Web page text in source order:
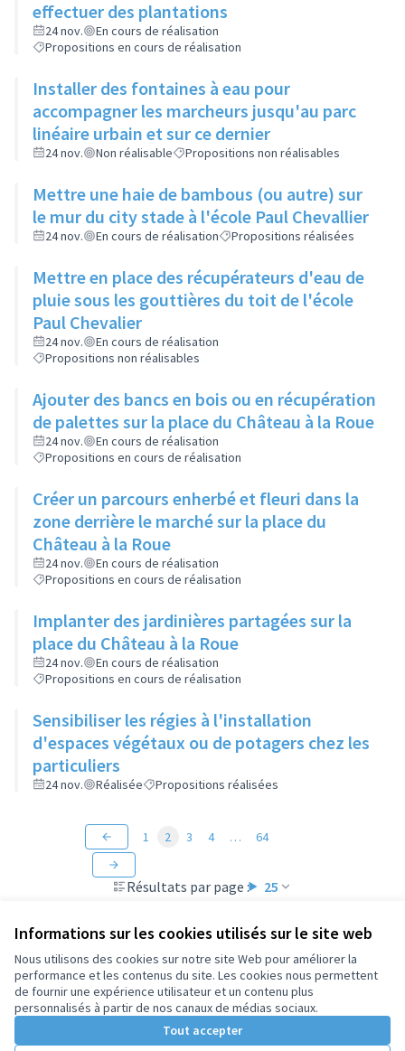
Informations sur les cookies utilisés sur le site web
Nous utilisons des cookies sur notre site Web pour améliorer la
performance et les contenus du site. Les cookies nous permettent
de fournir une expérience utilisateur et un contenu plus
personnalisés à partir de nos canaux de médias sociaux.
Tout accepter
effectuer des plantations
24 nov.
En cours de réalisation
Propositions en cours de réalisation
Installer des fontaines à eau pour
accompagner les marcheurs jusqu'au parc
linéaire urbain et sur ce dernier
24 nov. Non réalisable Propositions non réalisables
Mettre une haie de bambous (ou autre) sur
le mur du city stade à l'école Paul Chevallier
24 nov. En cours de réalisation Propositions réalisées
Mettre en place des récupérateurs d'eau de
pluie sous les gouttières du toit de l'école
Paul Chevalier
24 nov.
En cours de réalisation
Propositions non réalisables
Ajouter des bancs en bois ou en récupération
de palettes sur la place du Château à la Roue
24 nov.
En cours de réalisation
Propositions en cours de réalisation
Créer un parcours enherbé et fleuri dans la
zone derrière le marché sur la place du
Château à la Roue
24 nov.
En cours de réalisation
Propositions en cours de réalisation
Implanter des jardinières partagées sur la
place du Château à la Roue
24 nov.
En cours de réalisation
Propositions en cours de réalisation
Sensibiliser les régies à l'installation
d'espaces végétaux ou de potagers chez les
particuliers
24 nov. Réalisée Propositions réalisées
Résultats par page : 25
1 2 3 4 … 64
Conditions d'utilisation
Paramètres des cookies